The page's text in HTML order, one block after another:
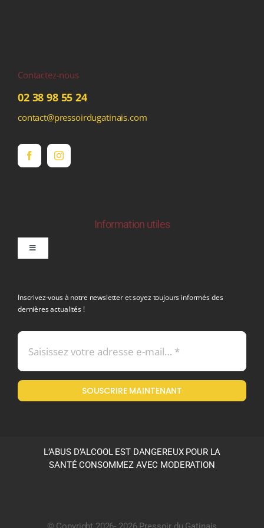
Contactez-nous
02 38 98 55 24
contact@pressoirdugatinais.com
Information utiles
Toggle
Mentions légales
Politique en matière de remboursements et de retours
Inscrivez-vous à notre newsletter et soyez toujours informés des
dernières actualités !
SOUSCRIRE MAINTENANT
L’ABUS D’ALCOOL EST DANGEREUX POUR LA
SANTÉ CONSOMMEZ AVEC MODERATION